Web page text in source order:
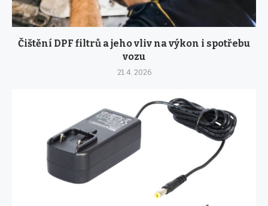
Čištění DPF filtrů a jeho vliv na výkon i spotřebu
vozu
21. 4. 2026